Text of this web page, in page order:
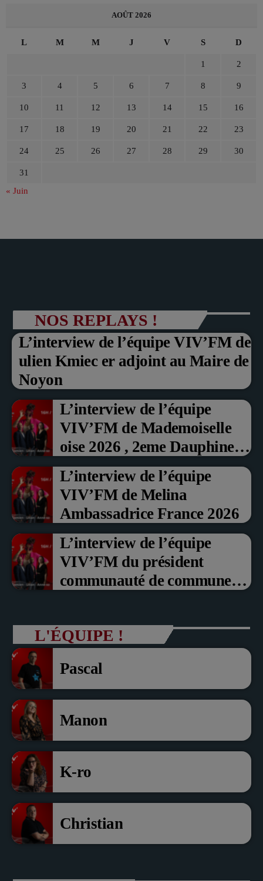
AOÛT 2026
L M M J V S D
1 2
3 4 5 6 7 8 9
10 11 12 13 14 15 16
17 18 19 20 21 22 23
24 25 26 27 28 29 30
31
« Juin
NOS REPLAYS !
L’interview de l’équipe VIV’FM de
ulien Kmiec er adjoint au Maire de
Noyon
L’interview de l’équipe
VIV’FM de Mademoiselle
oise 2026 , 2eme Dauphine et
Prix du Public , Marche aux
fruits rouge Noyon 2026
L’interview de l’équipe
VIV’FM de Melina
Ambassadrice France 2026
L’interview de l’équipe
VIV’FM du président
communauté de communes
président com de com
L'ÉQUIPE !
Pascal
Manon
K-ro
Christian